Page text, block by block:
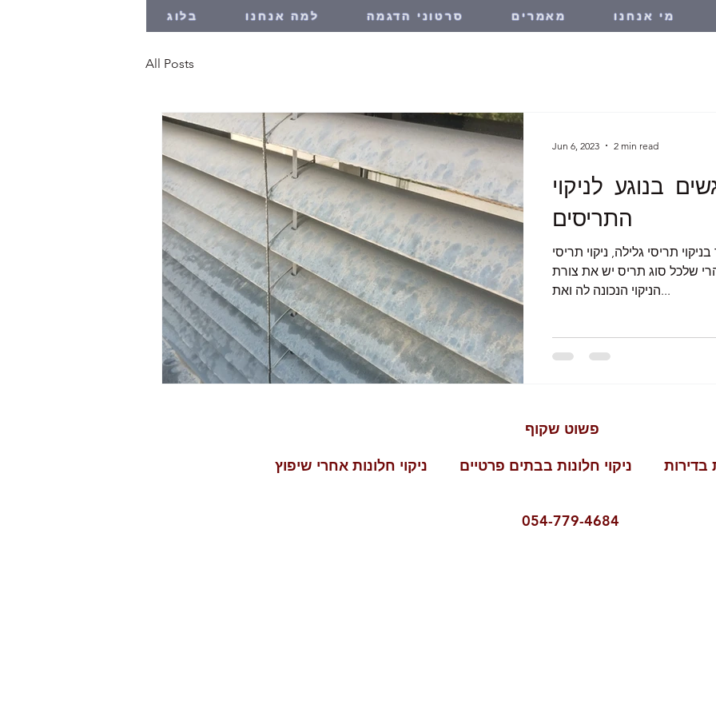
מי אנחנו מאמרים סרטוני הדגמה למה אנחנו בלוג
All Posts
בנוגע לניקוי
התריסים
תריסי גלילה, ניקוי תריסי
שלכל סוג תריס יש את צורת
הניקוי הנכונה לה ואת...
Jun 6, 2023 2 min read
שקוף
בדירות ניקוי חלונות בבתים פרטיים ניקוי חלונות אחרי שיפוץ